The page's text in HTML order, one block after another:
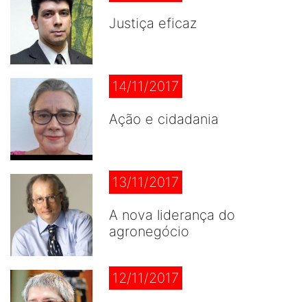
Justiça eficaz
14/11/2017
Ação e cidadania
13/11/2017
A nova liderança do
agronegócio
12/11/2017